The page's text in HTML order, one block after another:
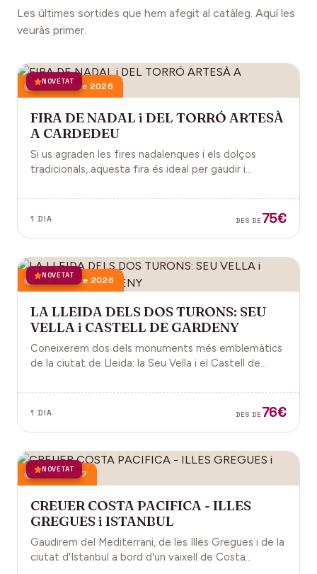
Les últimes sortides que hem afegit al catàleg. Aquí les
veuràs primer.
NOVETAT
13 desembre 2026
FIRA DE NADAL i DEL TORRÓ ARTESÀ
A CARDEDEU
Si us agraden les fires nadalenques i els dolços
tradicionals, aquesta fira és ideal per gaudir i
1 DIA DES DE 75€
NOVETAT
21 novembre 2026
LA LLEIDA DELS DOS TURONS: SEU
VELLA i CASTELL DE GARDENY
Coneixerem dos dels monuments més emblemàtics
de la ciutat de Lleida: la Seu Vella i el Castell de
1 DIA DES DE 76€
NOVETAT
18 juny 2027
CREUER COSTA PACIFICA - ILLES
GREGUES i ISTANBUL
Gaudirem del Mediterrani, de les Illes Gregues i de la
ciutat d'Istanbul a bord d'un vaixell de Costa